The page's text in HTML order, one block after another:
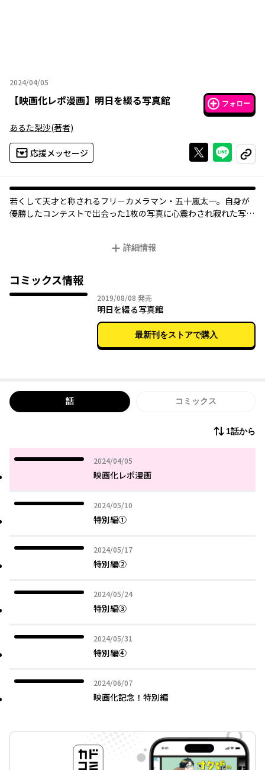
2024/04/05
2024年04月05日
【映画化レポ漫画】 明日を綴る写真館 フォロー
あるた梨沙(著者)
応援メッセージ Xで投稿する
ライン
コピー
若くして天才と称されるフリーカメラマン・五十嵐太一。自身が
優勝したコンテストで出会った1枚の写真に心震わされ寂れた写真
詳細情報
コミックス情報
2019/08/08 2019年08月08日
発売
明日を綴る写真館
最新刊をストアで購入
話 コミックス
1話から
2024/04/05
2024年04月05日
映画化レポ漫画
2024/05/10
2024年05月10日
特別編①
2024/05/17
2024年05月17日
特別編②
2024/05/24
2024年05月24日
特別編③
2024/05/31
2024年05月31日
特別編④
2024/06/07
2024年06月07日
映画化記念！特別編